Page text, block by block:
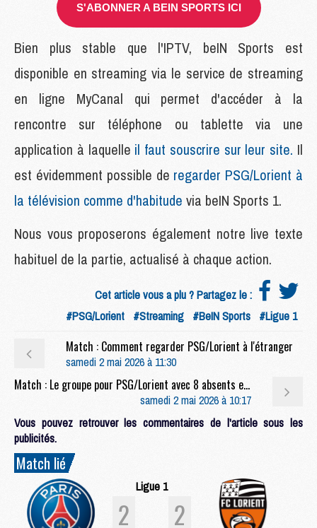
S'ABONNER A BEIN SPORTS ICI
Bien plus stable que l'IPTV, beIN Sports est
disponible en streaming via le service de streaming
en ligne MyCanal qui permet d'accéder à la
rencontre sur téléphone ou tablette via une
application à laquelle il faut souscrire sur leur site. Il
est évidemment possible de regarder PSG/Lorient à
la télévision comme d'habitude via beIN Sports 1.
Nous vous proposerons également notre live texte
habituel de la partie, actualisé à chaque action.
Cet article vous a plu ? Partagez le :
#PSG/Lorient #Streaming #BeIN Sports #Ligue 1
Match : Comment regarder PSG/Lorient à l'étranger
samedi 2 mai 2026 à 11:30
Match : Le groupe pour PSG/Lorient avec 8 absents et le plein de jeunes
samedi 2 mai 2026 à 10:17
Vous pouvez retrouver les commentaires de l'article sous les
publicités.
Match lié
Ligue 1
2 2